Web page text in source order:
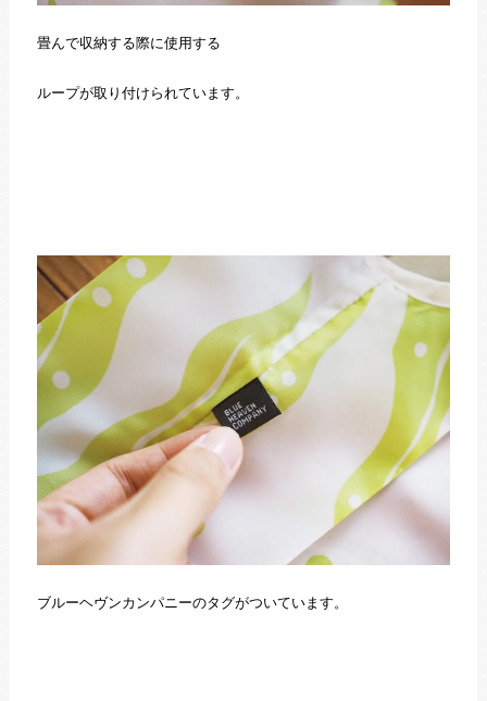
畳んで収納する際に使用する
ループが取り付けられています。
ブルーヘヴンカンパニーのタグがついています。